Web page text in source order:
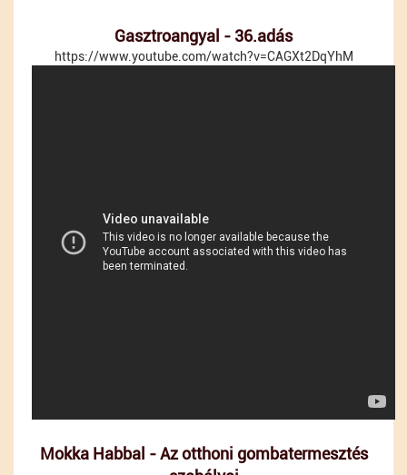
Gasztroangyal - 36.adás
https://www.youtube.com/watch?v=CAGXt2DqYhM
Mokka Habbal - Az otthoni gombatermesztés